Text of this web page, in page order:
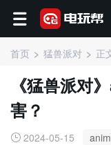
首页 猛兽派对 正
《猛兽派对
害？
2024-05-15